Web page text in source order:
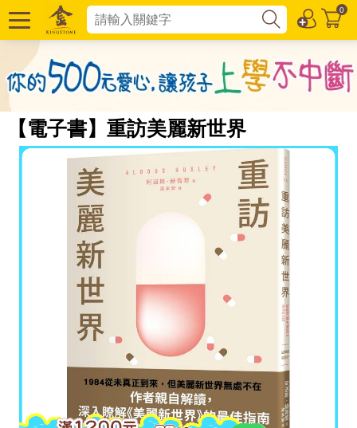
0
【電子書】重訪美麗新世界